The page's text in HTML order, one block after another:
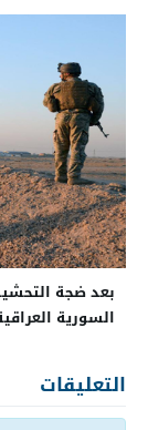
بعد ضجة
السورية
التعليقات